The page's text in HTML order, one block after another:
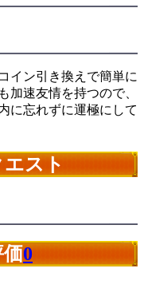
イン引き換えで簡単に
加速友情を持つので、
に忘れずに運極にして
エスト
0